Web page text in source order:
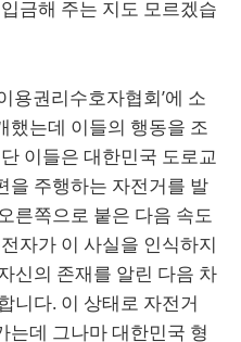
금해 주는 지도 모르겠습
용권리수호자협회’에 소
했는데 이들의 행동을 조
이들은 대한민국 도로교
을 주행하는 자전거를 발
른쪽으로 붙은 다음 속도
자가 이 사실을 인식하지
신의 존재를 알린 다음 차
니다. 이 상태로 자전거
는데 그나마 대한민국 형